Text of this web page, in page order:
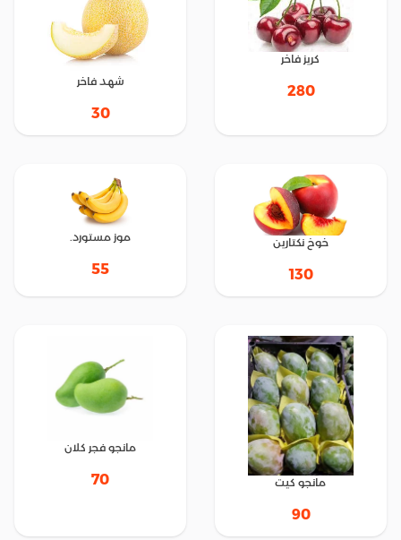
كريز فاخر
280
شهد فاخر
30
خوخ نكتارين
130
موز مستورد.
55
مانجو كيت
90
مانجو فجر كلان
70